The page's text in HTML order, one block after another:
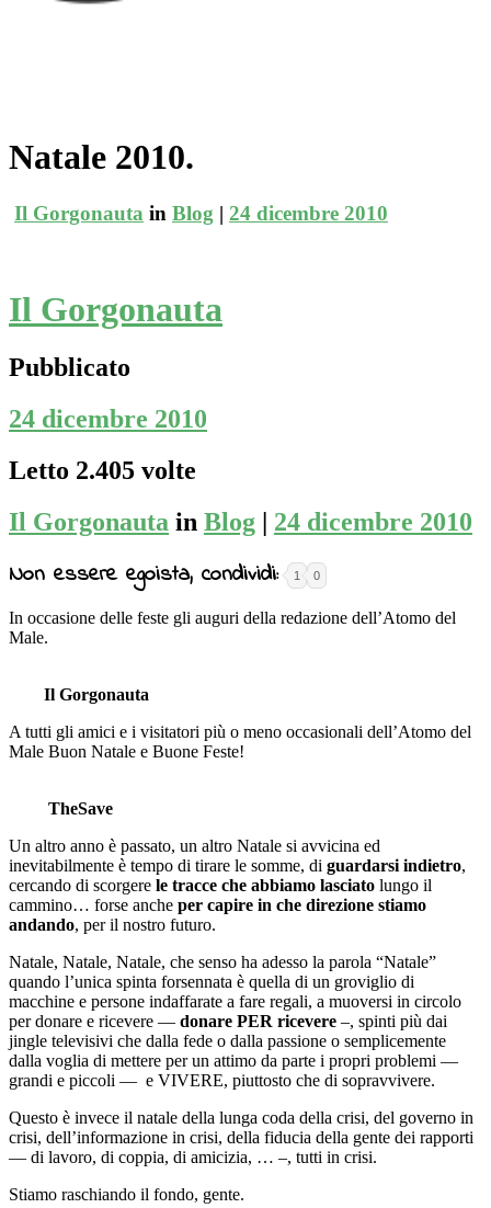
Natale 2010.
Il Gorgonauta in Blog | 24 dicembre 2010
Il Gorgonauta
Pubblicato
24 dicembre 2010
Letto 2.405 volte
Il Gorgonauta in Blog 24 dicembre 2010
Non essere egoista, condividi: 1 0
In occasione delle feste gli auguri della redazione dell’Atomo del
Male.
Il Gorgonauta
A tutti gli amici e i visitatori più o meno occasionali dell’Atomo del
Male Buon Natale e Buone Feste!
TheSave
Un altro anno è passato, un altro Natale si avvicina ed
inevitabilmente è tempo di tirare le somme, di guardarsi indietro,
cercando di scorgere le tracce che abbiamo lasciato lungo il
cammino… forse anche per capire in che direzione stiamo
andando, per il nostro futuro.
Natale, Natale, Natale, che senso ha adesso la parola “Natale”
quando l’unica spinta forsennata è quella di un groviglio di
macchine e persone indaffarate a fare regali, a muoversi in circolo
per donare e ricevere — donare PER ricevere –, spinti più dai
jingle televisivi che dalla fede o dalla passione o semplicemente
dalla voglia di mettere per un attimo da parte i propri problemi —
grandi e piccoli — e VIVERE, piuttosto che di sopravvivere.
Questo è invece il natale della lunga coda della crisi, del governo in
crisi, dell’informazione in crisi, della fiducia della gente dei rapporti
— di lavoro, di coppia, di amicizia, … –, tutti in crisi.
Stiamo raschiando il fondo, gente.